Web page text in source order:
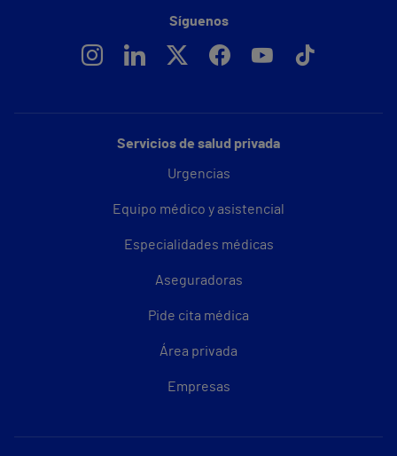
Servicios de salud privada
Urgencias
Equipo médico y asistencial
Especialidades médicas
Aseguradoras
Pide cita médica
Área privada
Empresas
Síguenos